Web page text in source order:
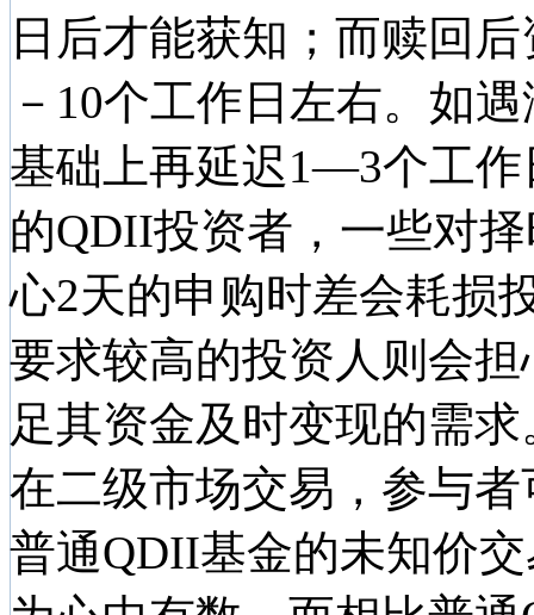
日后才能获知；而赎回
－10个工作日左右。如
基础上再延迟1—3个工
的QDII投资者，一些对
心2天的申购时差会耗损
要求较高的投资人则会
足其资金及时变现的需
在二级市场交易，参与
普通QDII基金的未知价